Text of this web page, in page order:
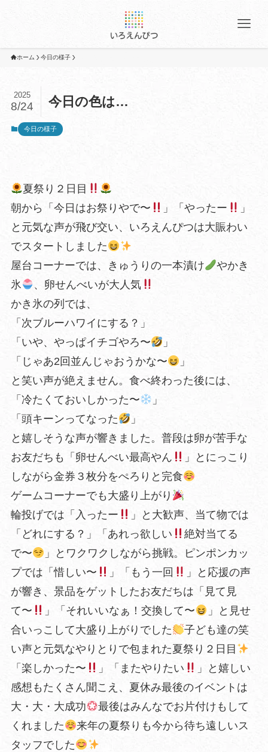
ホーム 今日の様子
今日の色は…
2025
8/24
今日の様子
夏祭り２日目
朝から「今日はお祭りやで〜
」「やったー
」
と元気な声が飛び交い、いろえんぴつは大賑わい
でスタートしました
屋台コーナーでは、きゅうりの一本漬け
やかき
氷
、卵せんべいが大人気
かき氷の列では、
「次ブルーハワイにする？」
「いや、やっぱイチゴやろ〜
」
「じゃあ2回並んじゃおうかな〜
」
と笑い声が絶えません。食べ終わった後には、
「冷たくておいしかった〜
」
「頭キーンってなった
」
と嬉しそうな声が響きました。普段は卵が苦手な
お友だちも「卵せんべい最高やん
」とにっこり
しながら金券３枚分をぺろりと完食
ゲームコーナーでも大盛り上がり
輪投げでは「入ったー
」と大歓声、当て物では
「どれにする？」「あれっ欲しい
絶対当てる
で〜
」とワクワクしながら挑戦。ピンポンカッ
プでは「惜しい〜
」「もう一回
」と応援の声
が響き、景品をゲットしたお友だちは「見て見
て〜
」「それいいなぁ！交換して〜
」と見せ
合いっこして大盛り上がりでした
子ども達の笑
い声と元気なやりとりで包まれた夏祭り２日目
「楽しかった〜
」「またやりたい
」と嬉しい
感想もたくさん聞こえ、夏休み最後のイベントは
大・大・大成功
最後はみんなでお片付けもして
くれました
来年の夏祭りも今から待ち遠しいス
タッフでした